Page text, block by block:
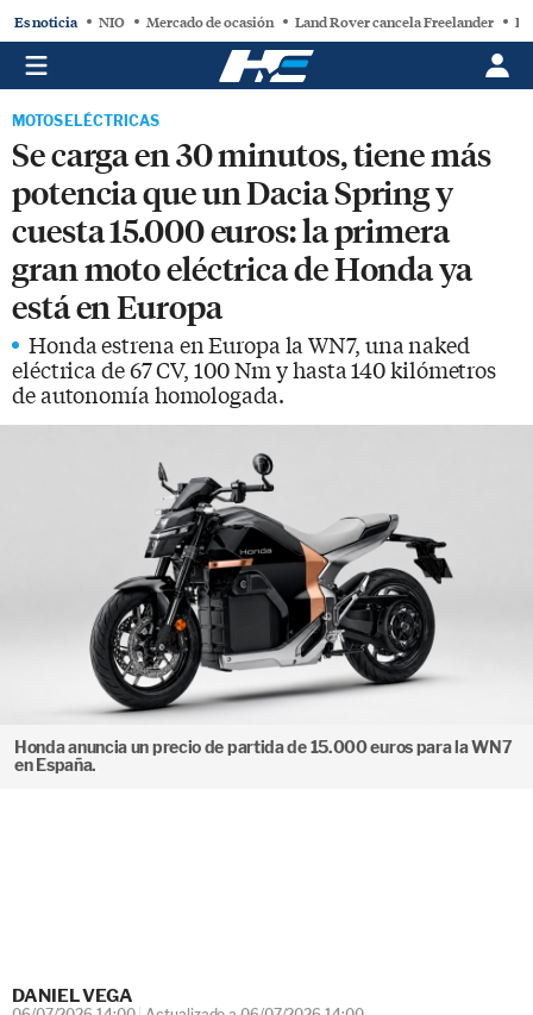
Es noticia NIO Mercado de ocasión Land Rover cancela Freelander
MOTOS ELÉCTRICAS
Se carga en 30 minutos, tiene más
potencia que un Dacia Spring y
cuesta 15.000 euros: la primera
gran moto eléctrica de Honda ya
está en Europa
Honda estrena en Europa la WN7, una naked
eléctrica de 67 CV, 100 Nm y hasta 140 kilómetros
de autonomía homologada.
Honda anuncia un precio de partida de 15.000 euros para la WN7
en España.
DANIEL VEGA